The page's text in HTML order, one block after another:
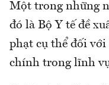
Một trong những
đó là Bộ Y tế đề
phạt cụ thể đối
chính trong lĩnh